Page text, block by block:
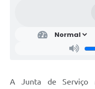
A Junta de Serviço